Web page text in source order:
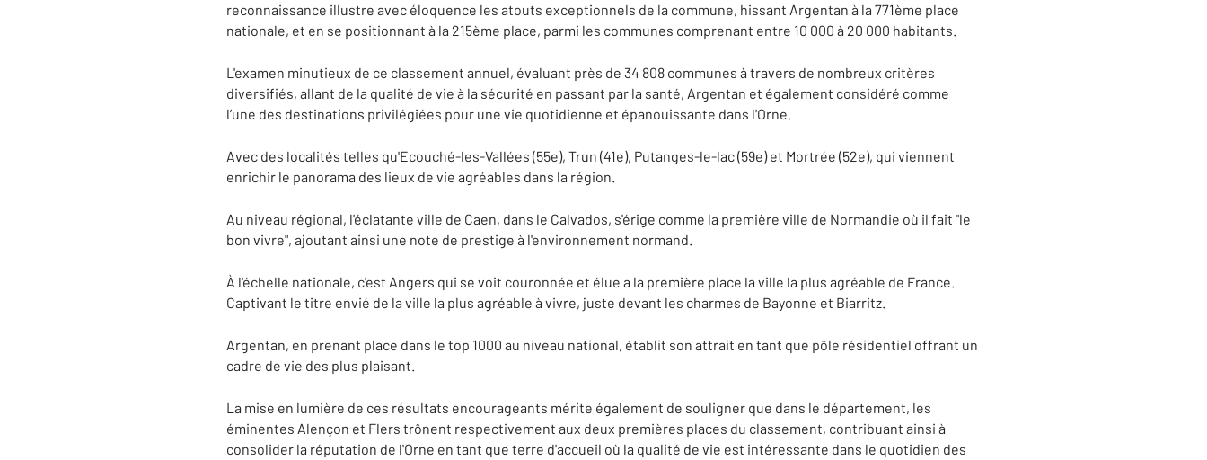
reconnaissance illustre avec éloquence les atouts exceptionnels de la commune, hissant Argentan à la 771ème place
nationale, et en se positionnant à la 215ème place, parmi les communes comprenant entre 10 000 à 20 000 habitants.
L'examen minutieux de ce classement annuel, évaluant près de 34 808 communes à travers de nombreux critères
diversifiés, allant de la qualité de vie à la sécurité en passant par la santé, Argentan et également considéré comme
l’une des destinations privilégiées pour une vie quotidienne et épanouissante dans l'Orne.
Avec des localités telles qu'Ecouché-les-Vallées (55e), Trun (41e), Putanges-le-lac (59e) et Mortrée (52e), qui viennent
enrichir le panorama des lieux de vie agréables dans la région.
Au niveau régional, l'éclatante ville de Caen, dans le Calvados, s'érige comme la première ville de Normandie où il fait "le
bon vivre", ajoutant ainsi une note de prestige à l'environnement normand.
À l'échelle nationale, c'est Angers qui se voit couronnée et élue a la première place la ville la plus agréable de France.
Captivant le titre envié de la ville la plus agréable à vivre, juste devant les charmes de Bayonne et Biarritz.
Argentan, en prenant place dans le top 1000 au niveau national, établit son attrait en tant que pôle résidentiel offrant un
cadre de vie des plus plaisant.
La mise en lumière de ces résultats encourageants mérite également de souligner que dans le département, les
éminentes Alençon et Flers trônent respectivement aux deux premières places du classement, contribuant ainsi à
consolider la réputation de l'Orne en tant que terre d'accueil où la qualité de vie est intéressante dans le quotidien des